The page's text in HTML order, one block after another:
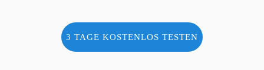
3 TAGE KOSTENLOS TESTEN